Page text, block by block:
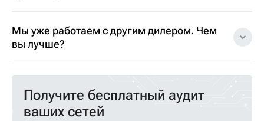
Мы уже работаем с другим дилером. Чем
вы лучше?
Получите бесплатный аудит
ваших сетей